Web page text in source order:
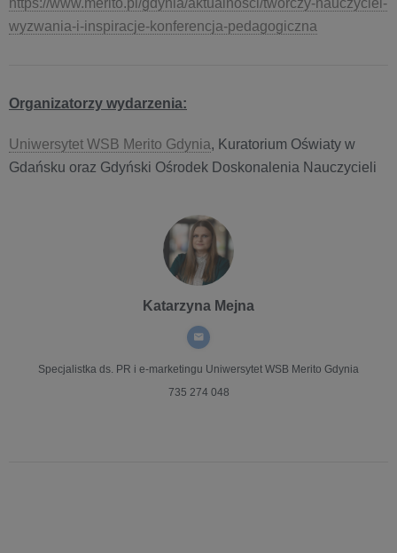
https://www.merito.pl/gdynia/aktualnosci/tworczy-nauczyciel-
wyzwania-i-inspiracje-konferencja-pedagogiczna
Organizatorzy wydarzenia:
Uniwersytet WSB Merito Gdynia, Kuratorium Oświaty w
Gdańsku oraz Gdyński Ośrodek Doskonalenia Nauczycieli
Katarzyna Mejna
Specjalistka ds. PR i e-marketingu Uniwersytet WSB Merito Gdynia
735 274 048